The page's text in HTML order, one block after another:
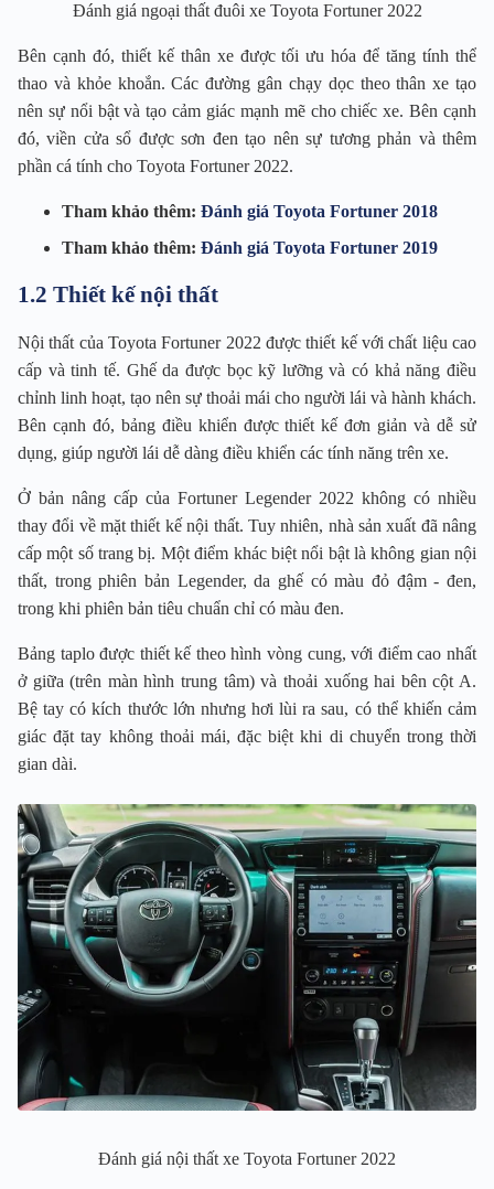
Đánh giá ngoại thất đuôi xe Toyota Fortuner 2022
Bên cạnh đó, thiết kế thân xe được tối ưu hóa để tăng tính thể
thao và khỏe khoắn. Các đường gân chạy dọc theo thân xe tạo
nên sự nổi bật và tạo cảm giác mạnh mẽ cho chiếc xe. Bên cạnh
đó, viền cửa sổ được sơn đen tạo nên sự tương phản và thêm
phần cá tính cho Toyota Fortuner 2022.
Tham khảo thêm: Đánh giá Toyota Fortuner 2018
Tham khảo thêm: Đánh giá Toyota Fortuner 2019
1.2 Thiết kế nội thất
Nội thất của Toyota Fortuner 2022 được thiết kế với chất liệu cao
cấp và tinh tế. Ghế da được bọc kỹ lưỡng và có khả năng điều
chỉnh linh hoạt, tạo nên sự thoải mái cho người lái và hành khách.
Bên cạnh đó, bảng điều khiển được thiết kế đơn giản và dễ sử
dụng, giúp người lái dễ dàng điều khiển các tính năng trên xe.
Ở bản nâng cấp của Fortuner Legender 2022 không có nhiều
thay đổi về mặt thiết kế nội thất. Tuy nhiên, nhà sản xuất đã nâng
cấp một số trang bị. Một điểm khác biệt nổi bật là không gian nội
thất, trong phiên bản Legender, da ghế có màu đỏ đậm - đen,
trong khi phiên bản tiêu chuẩn chỉ có màu đen.
Bảng taplo được thiết kế theo hình vòng cung, với điểm cao nhất
ở giữa (trên màn hình trung tâm) và thoải xuống hai bên cột A.
Bệ tay có kích thước lớn nhưng hơi lùi ra sau, có thể khiến cảm
giác đặt tay không thoải mái, đặc biệt khi di chuyển trong thời
gian dài.
Đánh giá nội thất xe Toyota Fortuner 2022